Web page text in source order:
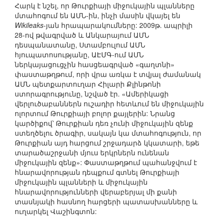
Հարկ է նշել, որ Թուրքիայի միջուկային պլանները
մտահոգում են ԱՄՆ-ին, ինչի մասին վկայել են
Wikileaks-յան հրապարակումները: 2009թ. ապրիլի
28-ով թվագրված և Անկարայում ԱՄՆ
դեսպանատանը, Ստամբուլում ԱՄՆ
հյուպատոսությանը, ԱԷՄԳ-ում ԱՄՆ
ներկայացուցչին հասցեագրված «գաղտնի»
փաստաթղթում, որի վրա առկա է տվյալ ժամանակ
ԱՄՆ պետքարտուղար Հիլարի Քլինթոնի
ստորագրությունը, նշված էր. «Ամերիկացի
վերլուծաբաններն ուշադիր հետևում են միջուկային
ոլորտում Թուրքիայի բոլոր քայլերին: Նրանց
կարծիքով՝ Թուրքիան դեռ չունի միջուկային զենք
ստեղծելու ծրագիր, սակայն կա մտահոգություն, որ
Թուրքիան այդ հարցում շրջադարձ կկատարի, եթե
տարածաշրջանի մյուս երկրներն ունենան
միջուկային զենք»: Փաստաթղթում պահանջվում է
հնարավորության դեպքում գտնել Թուրքիայի
միջուկային պլանների և միջուկային
հնարավորությունների վերաբերյալ մի քանի
տասնյակի հասնող հարցերի պատասխանները և
ուղարկել Վաշինգտոն: